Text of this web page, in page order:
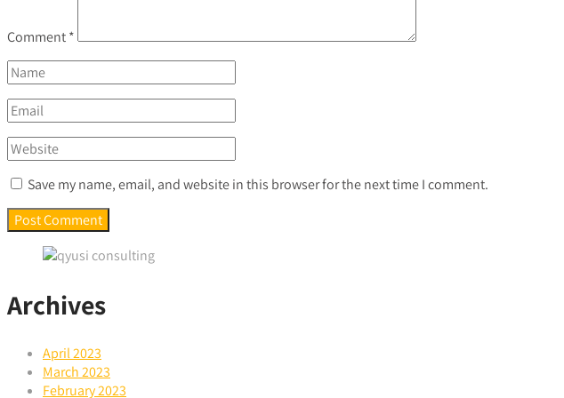
Comment*
Save my name, email, and website in this browser for the next time I comment.
Archives
April 2023
March 2023
February 2023